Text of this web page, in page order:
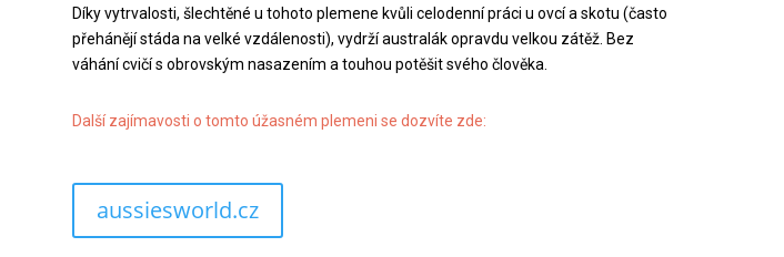
Díky vytrvalosti, šlechtěné u tohoto plemene kvůli celodenní práci u ovcí a skotu (často
přehánějí stáda na velké vzdálenosti), vydrží australák opravdu velkou zátěž. Bez
váhání cvičí s obrovským nasazením a touhou potěšit svého člověka.
Další zajímavosti o tomto úžasném plemeni se dozvíte zde:
aussiesworld.cz